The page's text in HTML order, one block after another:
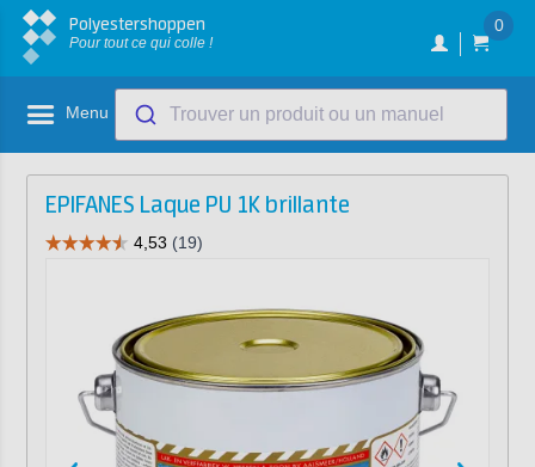
Polyestershoppen
Pour tout ce qui colle !
0
Menu Trouver un produit ou un manuel
EPIFANES Laque PU 1K brillante